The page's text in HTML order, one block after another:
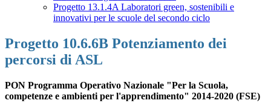
Progetto 13.1.4A Laboratori green, sostenibili e
innovativi per le scuole del secondo ciclo
Progetto 10.6.6B Potenziamento dei
percorsi di ASL
PON Programma Operativo Nazionale "Per la Scuola,
competenze e ambienti per l'apprendimento" 2014-2020 (FSE)